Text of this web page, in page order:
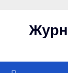
содержимому